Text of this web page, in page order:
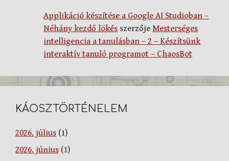
Applikáció készítése a Google AI Studioban –
Néhány kezdő lökés szerzőjeMesterséges
intelligencia a tanulásban – 2 – Készítsünk
interaktív tanuló programot – ChaosBot
KÁOSZTÖRTÉNELEM
2026. július (1)
2026. június (1)